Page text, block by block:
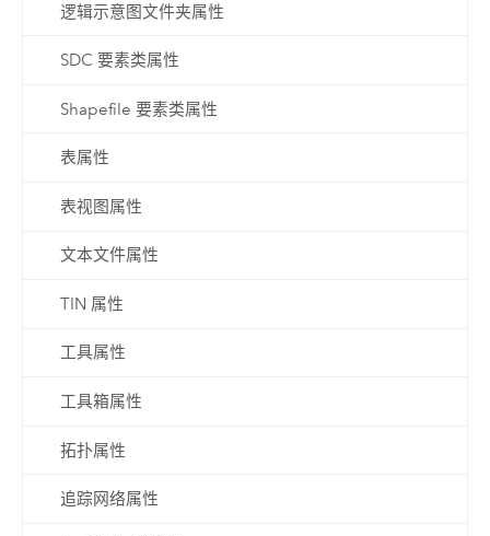
逻辑示意图文件夹属性
SDC 要素类属性
Shapefile 要素类属性
表属性
表视图属性
文本文件属性
TIN 属性
工具属性
工具箱属性
拓扑属性
追踪网络属性